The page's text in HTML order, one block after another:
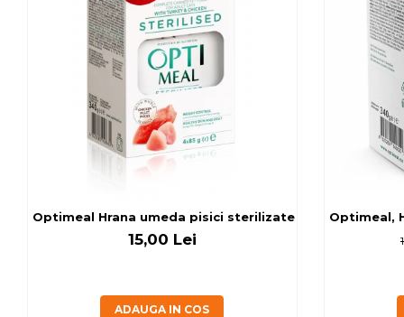
Optimeal Hrana umeda
15,00 Lei
ADAUGA IN COS
Optimeal,